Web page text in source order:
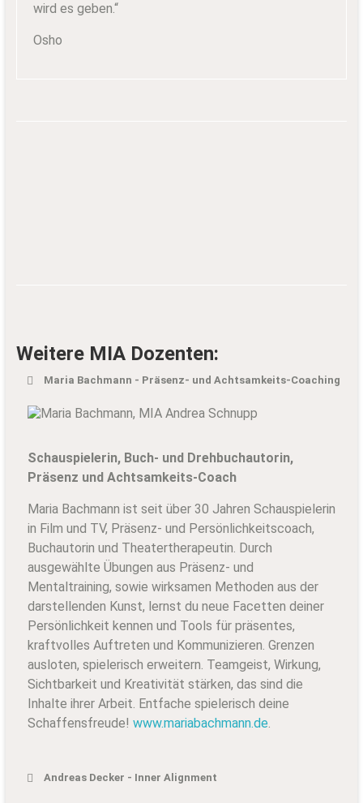
wird es geben.“
Osho
Weitere MIA Dozenten:
Maria Bachmann - Präsenz- und Achtsamkeits-Coaching
Schauspielerin, Buch- und Drehbuchautorin,
Präsenz und Achtsamkeits-Coach
Maria Bachmann ist seit über 30 Jahren Schauspielerin
in Film und TV, Präsenz- und Persönlichkeitscoach,
Buchautorin und Theatertherapeutin. Durch
ausgewählte Übungen aus Präsenz- und
Mentaltraining, sowie wirksamen Methoden aus der
darstellenden Kunst, lernst du neue Facetten deiner
Persönlichkeit kennen und Tools für präsentes,
kraftvolles Auftreten und Kommunizieren. Grenzen
ausloten, spielerisch erweitern. Teamgeist, Wirkung,
Sichtbarkeit und Kreativität stärken, das sind die
Inhalte ihrer Arbeit. Entfache spielerisch deine
Schaffensfreude! www.mariabachmann.de.
Andreas Decker - Inner Alignment